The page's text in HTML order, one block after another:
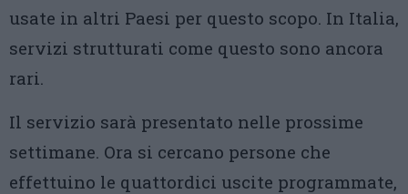
usate in altri Paesi per questo scopo. In Italia,
servizi strutturati come questo sono ancora
rari.
Il servizio sarà presentato nelle prossime
settimane. Ora si cercano persone che
effettuino le quattordici uscite programmate,